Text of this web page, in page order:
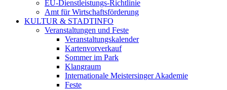
EU-Dienstleistungs-Richtlinie
Amt für Wirtschaftsförderung
KULTUR & STADTINFO
Veranstaltungen und Feste
Veranstaltungskalender
Kartenvorverkauf
Sommer im Park
Klangraum
Internationale Meistersinger Akademie
Feste